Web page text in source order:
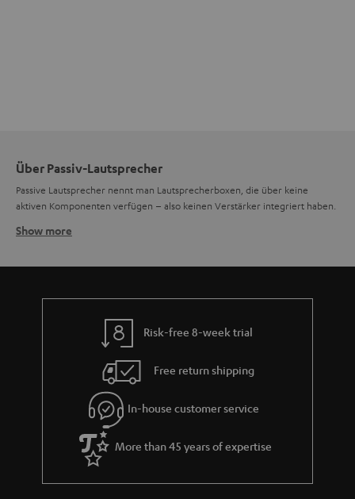
Über Passiv-Lautsprecher
Passive Lautsprecher nennt man Lautsprecherboxen, die über keine
aktiven Komponenten verfügen – also keinen Verstärker integriert haben.
So funktioniert ein Passiv-Lautsprecher
Wege-Lautsprecher, 2-Wege-Lautsprecher, 3-Wege-Lautsprecher und
selten auch 4-Wege-Lautsprecher. Ein 3-Wege-Lautsprecher
können. Verbaut ist dann ein z.B. ein Hoch-, ein Mittel- und zwei Tieftöner.
Passiv-Lautsprecher von Teufel
Passive Lautsprecher werden bei Teufel immer paarweise ausgeliefert –
einer für links, einer für rechts. Man schließt diese dann an einen Stereo-
Verstärker oder AV-Receiver an. Passive Lautsprecher gibt es in normalen
Stereo-Sets, als auch in
Teufel Streaming Lautsprecher sind aktive Lautsprecher. Sie benötigen
Show more
Risk-free 8-week trial
Free return shipping
In-house customer service
More than 45 years of expertise